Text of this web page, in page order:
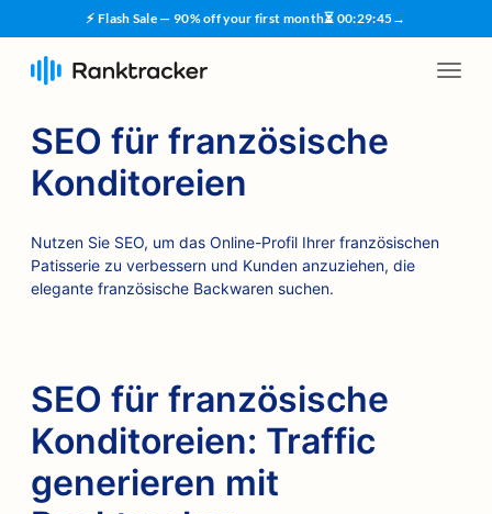
⚡ Flash Sale — 90% off your first month⏳ 00:29:45→
SEO für französische
Konditoreien
Nutzen Sie SEO, um das Online-Profil Ihrer französischen
Patisserie zu verbessern und Kunden anzuziehen, die
elegante französische Backwaren suchen.
SEO für französische
Konditoreien: Traffic
generieren mit